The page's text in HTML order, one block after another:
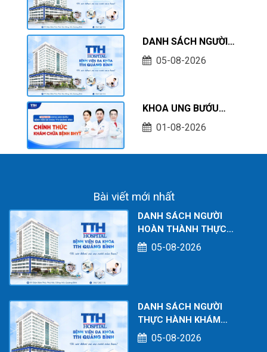
DANH SÁCH NGƯỜI
THỰC HÀNH KHÁM
05-08-2026
KHOA UNG BƯỚU
BỆNH VIỆN ĐA KHOA
CHÍNH THỨC KHÁM
01-08-2026
Bài viết mới nhất
DANH SÁCH NGƯỜI
HOÀN THÀNH THỰC
HÀNH KHÁM CHỮA BỆNH
TẠI CƠ SỞ TÍNH TỚI
05-08-2026
DANH SÁCH NGƯỜI
THỰC HÀNH KHÁM
CHỮA BỆNH TẠI CƠ SỞ
TÍNH TỚI THÁNG
05-08-2026